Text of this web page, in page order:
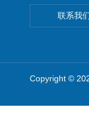
联系我
Copyright ©